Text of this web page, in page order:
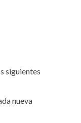
siguientes
nueva